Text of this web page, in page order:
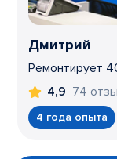
Дмитрий
Ремонтирует
4,9 74
4 года опыта